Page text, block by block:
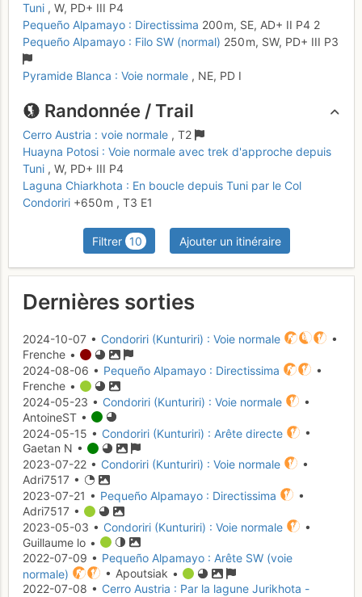
Tuni , W, PD+ III P4
Pequeño Alpamayo : Directissima 200 m, SE, AD+ II P4 2
Pequeño Alpamayo : Filo SW (normal) 250 m, SW, PD+ III P3
Pyramide Blanca : Voie normale , NE, PD I
Randonnée / Trail
Cerro Austria : voie normale , T2
Huayna Potosi : Voie normale avec trek d'approche depuis
Tuni , W, PD+ III P4
Laguna Chiarkhota : En boucle depuis Tuni par le Col
Condoriri +650 m , T3 E1
Filtrer 10 Ajouter un itinéraire
Dernières sorties
2024-10-07 • Condoriri (Kunturiri) : Voie normale
•
Frenche •
2024-08-06 • Pequeño Alpamayo : Directissima
•
Frenche •
2024-05-23 • Condoriri (Kunturiri) : Voie normale
•
AntoineST •
2024-05-15 • Condoriri (Kunturiri) : Arête directe
•
Gaetan N •
2023-07-22 • Condoriri (Kunturiri) : Voie normale
•
Adri7517 •
2023-07-21 • Pequeño Alpamayo : Directissima
•
Adri7517 •
2023-05-03 • Condoriri (Kunturiri) : Voie normale
•
Guillaume lo •
2022-07-09 • Pequeño Alpamayo : Arête SW (voie
normale)
• Apoutsiak •
2022-07-08 • Cerro Austria : Par la lagune Jurikhota -